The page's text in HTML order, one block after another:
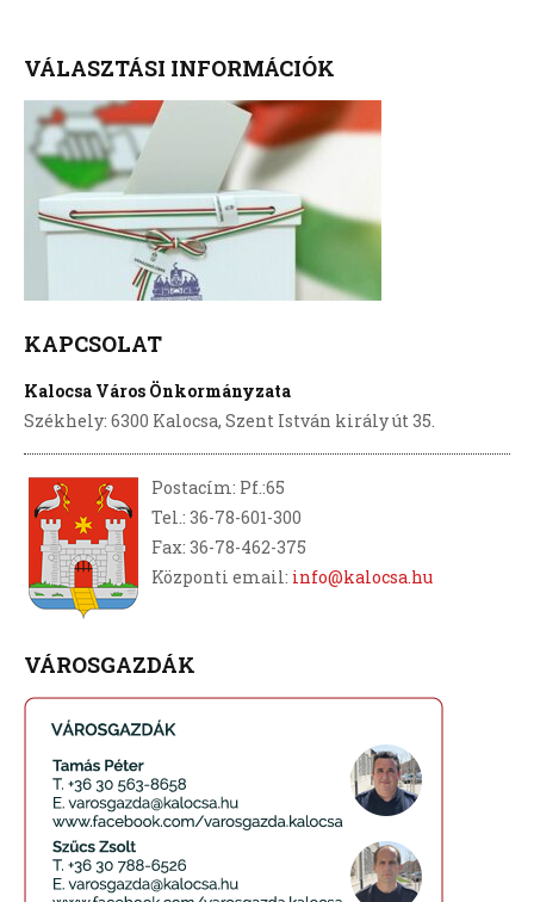
VÁLASZTÁSI INFORMÁCIÓK
KAPCSOLAT
Kalocsa Város Önkormányzata
Székhely: 6300 Kalocsa, Szent István király út 35.
Postacím: Pf.:65
Tel.: 36-78-601-300
Fax: 36-78-462-375
Központi email: info@kalocsa.hu
VÁROSGAZDÁK